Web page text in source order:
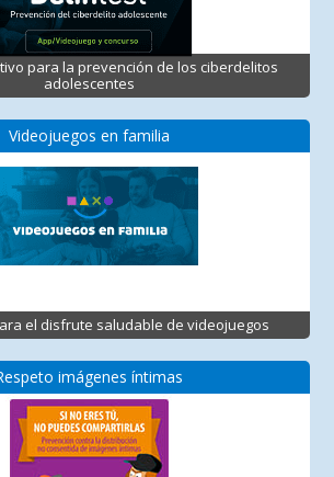
para la prevención de los ciberdelitos
adolescentes
Videojuegos en familia
el disfrute saludable de videojuegos
imágenes íntimas